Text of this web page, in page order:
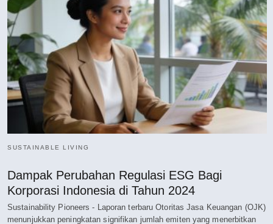
SUSTAINABLE LIVING
Dampak Perubahan Regulasi ESG Bagi
Korporasi Indonesia di Tahun 2024
Sustainability Pioneers - Laporan terbaru Otoritas Jasa Keuangan (OJK)
menunjukkan peningkatan signifikan jumlah emiten yang menerbitkan